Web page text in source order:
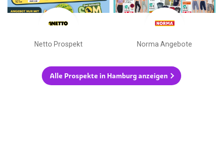
Netto Prospekt Norma Angebote
Alle Prospekte in Hamburg anzeigen